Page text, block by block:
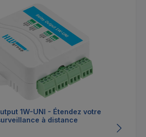
1W-UNI - Étendez votre
à distance